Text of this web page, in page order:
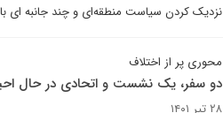
نزدیک کردن سیاست منطقه‌ای و چند جانبه ای
محوری پر از اختلاف
دو سفر، یک نشست و اتحادی در حال
۲۸ تیر ۱۴۰۱